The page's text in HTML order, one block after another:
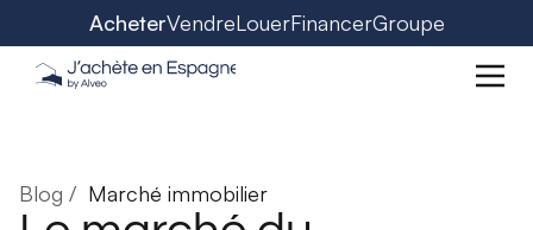
AcheterVendreLouerFinancerGroupe
Blog / Marché immobilier